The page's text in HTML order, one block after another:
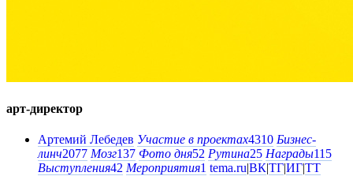
арт-директор
Артемий Лебедев Участие в проектах4310 Бизнес-
линч2077 Мозг137 Фото дня52 Рутина25 Награды115
Выступления42 Мероприятия1 tema.ru|ВК|ТГ|ИГ|ТТ